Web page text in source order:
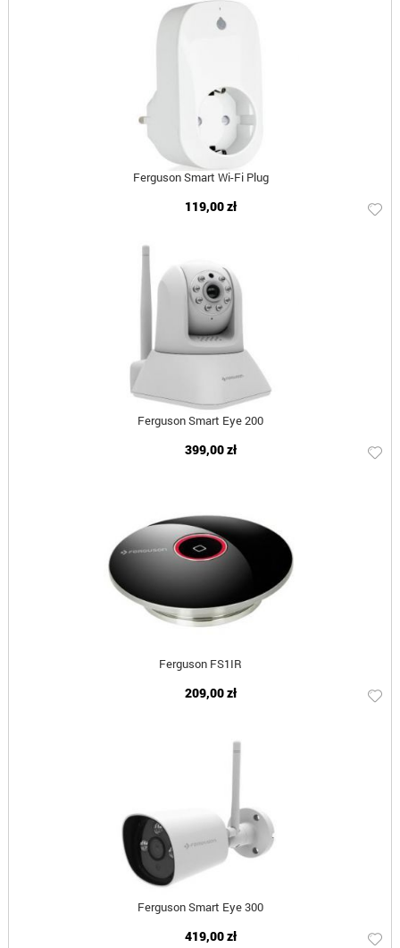
Ferguson Smart Wi-Fi Plug
119,00 zł
Ferguson Smart Eye 200
399,00 zł
Ferguson FS1IR
209,00 zł
Ferguson Smart Eye 300
419,00 zł